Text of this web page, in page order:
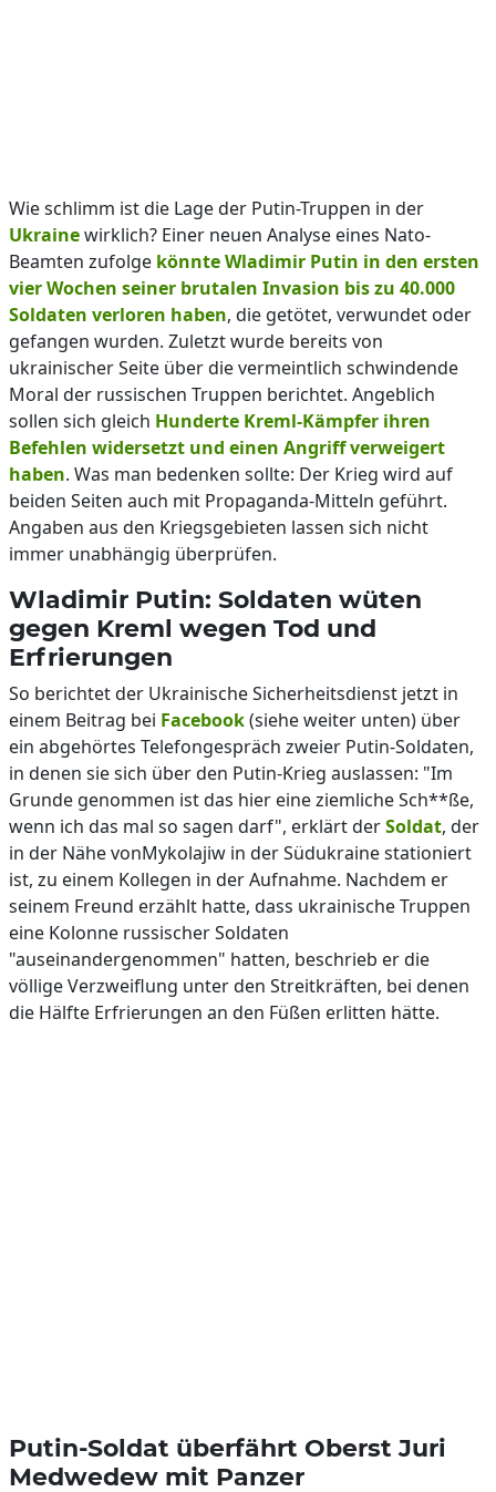
Wie schlimm ist die Lage der Putin-Truppen in der
Ukrainewirklich? Einer neuen Analyse eines Nato-
Beamten zufolge könnte Wladimir Putin in den ersten
vier Wochen seiner brutalen Invasion bis zu 40.000
Soldaten verloren haben, die getötet, verwundet oder
gefangen wurden. Zuletzt wurde bereits von
ukrainischer Seite über die vermeintlich schwindende
Moral der russischen Truppen berichtet. Angeblich
sollen sich gleich Hunderte Kreml-Kämpfer ihren
Befehlen widersetzt und einen Angriff verweigert
haben. Was man bedenken sollte: Der Krieg wird auf
beiden Seiten auch mit Propaganda-Mitteln geführt.
Angaben aus den Kriegsgebieten lassen sich nicht
immer unabhängig überprüfen.
Wladimir Putin: Soldaten wüten
gegen Kreml wegen Tod und
Erfrierungen
So berichtet der Ukrainische Sicherheitsdienst jetzt in
einem Beitrag bei Facebook(siehe weiter unten) über
ein abgehörtes Telefongespräch zweier Putin-Soldaten,
in denen sie sich über den Putin-Krieg auslassen: "Im
Grunde genommen ist das hier eine ziemliche Sch**ße,
wenn ich das mal so sagen darf", erklärt derSoldat, der
in der Nähe vonMykolajiw in der Südukraine stationiert
ist, zu einem Kollegen in der Aufnahme. Nachdem er
seinem Freund erzählt hatte, dass ukrainische Truppen
eine Kolonne russischer Soldaten
"auseinandergenommen" hatten, beschrieb er die
völlige Verzweiflung unter den Streitkräften, bei denen
die Hälfte Erfrierungen an den Füßen erlitten hätte.
Putin-Soldat überfährt Oberst Juri
Medwedew mit Panzer